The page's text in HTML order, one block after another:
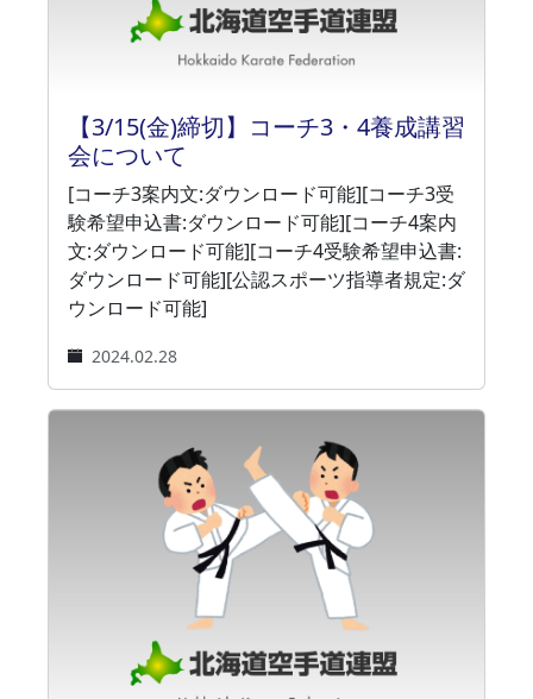
【3/15(金)締切】コーチ3・4養成講習
会について
[コーチ3案内文:ダウンロード可能][コーチ3受
験希望申込書:ダウンロード可能][コーチ4案内
文:ダウンロード可能][コーチ4受験希望申込書:
ダウンロード可能][公認スポーツ指導者規定:ダ
ウンロード可能]
2024.02.28